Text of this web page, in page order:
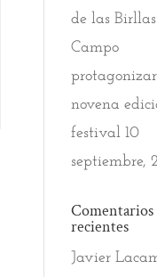
de las
Campo
novena
festival 10
septiembre,
Comentarios
recientes
Javier